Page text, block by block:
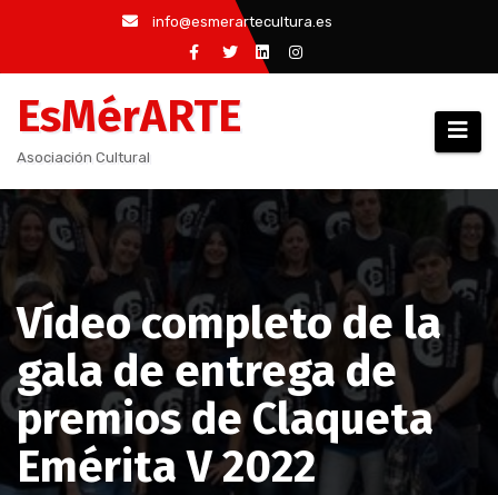
contenido
info@esmerartecultura.es
EsMérARTE
Asociación Cultural
Vídeo completo de la
gala de entrega de
premios de Claqueta
Emérita V 2022